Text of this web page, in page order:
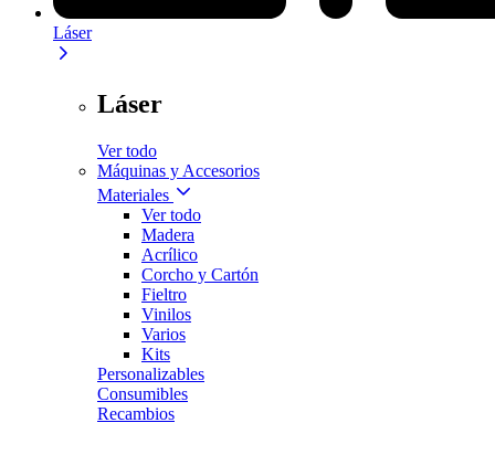
Láser
Láser
Ver todo
Máquinas y Accesorios
Materiales
Ver todo
Madera
Acrílico
Corcho y Cartón
Fieltro
Vinilos
Varios
Kits
Personalizables
Consumibles
Recambios